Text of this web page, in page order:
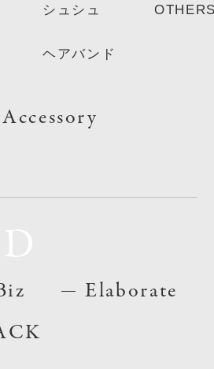
シュシュ
ヘアバンド
Elaborate